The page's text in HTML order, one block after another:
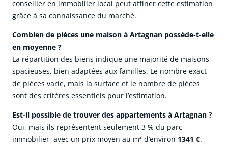
conseiller en immobilier local peut affiner cette estimation
grâce à sa connaissance du marché.
Combien de pièces une maison à Artagnan possède-t-elle
en moyenne ?
La répartition des biens indique une majorité de maisons
spacieuses, bien adaptées aux familles. Le nombre exact
de pièces varie, mais la surface et le nombre de pièces
sont des critères essentiels pour l’estimation.
Est-il possible de trouver des appartements à Artagnan ?
Oui, mais ils représentent seulement 3 % du parc
immobilier, avec un prix moyen au m² d’environ 1341 €.